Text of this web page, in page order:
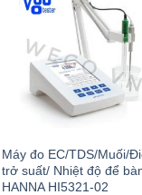
Máy đo EC/TDS/Muối/
trở suất/ Nhiệt độ để
HANNA HI5321-02